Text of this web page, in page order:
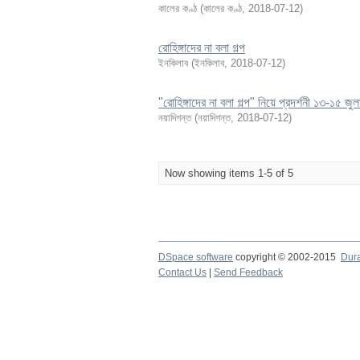
কালের কণ্ঠ (কালের কণ্ঠ, 2018-07-12)
রোহিঙ্গাদের না বলা গল্প
ইনকিলাব (ইনকিলাব, 2018-07-12)
"রোহিঙ্গাদের না বলা গল্প" নিয়ে প্রদর্শনী ১৩-১৫
নয়াদিগন্ত (নয়াদিগন্ত, 2018-07-12)
Now showing items 1-5 of 5
DSpace software copyright © 2002-2015
Contact Us
Send Feedback